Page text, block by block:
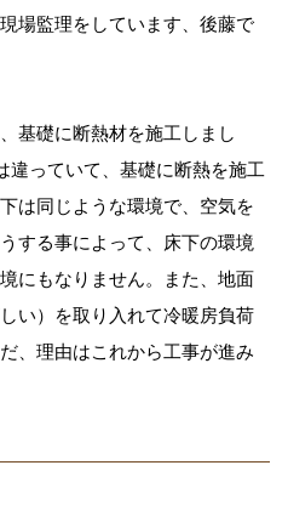
場監理をしています、後藤で
基礎に断熱材を施工しまし
違っていて、基礎に断熱を施工
は同じような環境で、空気を
する事によって、床下の環境
にもなりません。また、地面
い）を取り入れて冷暖房負荷
、理由はこれから工事が進み